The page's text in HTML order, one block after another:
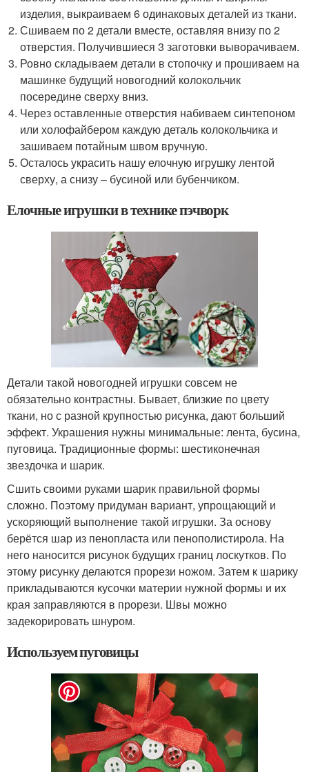
изделия, выкраиваем 6 одинаковых деталей из ткани.
Сшиваем по 2 детали вместе, оставляя внизу по 2
отверстия. Получившиеся 3 заготовки выворачиваем.
Ровно складываем детали в стопочку и прошиваем на
машинке будущий новогодний колокольчик
посередине сверху вниз.
Через оставленные отверстия набиваем синтепоном
или холофайбером каждую деталь колокольчика и
зашиваем потайным швом вручную.
Осталось украсить нашу елочную игрушку лентой
сверху, а снизу – бусиной или бубенчиком.
Елочные игрушки в технике пэчворк
Детали такой новогодней игрушки совсем не
обязательно контрастны. Бывает, близкие по цвету
ткани, но с разной крупностью рисунка, дают больший
эффект. Украшения нужны минимальные: лента, бусина,
пуговица. Традиционные формы: шестиконечная
звездочка и шарик.
Сшить своими руками шарик правильной формы
сложно. Поэтому придуман вариант, упрощающий и
ускоряющий выполнение такой игрушки. За основу
берётся шар из пенопласта или пенополистирола. На
него наносится рисунок будущих границ лоскутков. По
этому рисунку делаются прорези ножом. Затем к шарику
прикладываются кусочки материи нужной формы и их
края заправляются в прорези. Швы можно
задекорировать шнуром.
Используем пуговицы